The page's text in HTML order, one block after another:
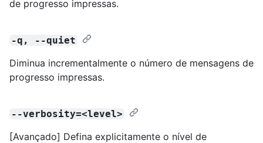
de progresso impressas.
-q, --quiet
Diminua incrementalmente o número de mensagens de
progresso impressas.
--verbosity=<level>
[Avançado] Defina explicitamente o nível de